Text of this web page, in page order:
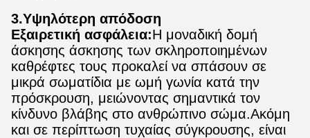
3.Υψηλότερη απόδοση
Εξαιρετική ασφάλεια:Η μοναδική δομή
άσκησης άσκησης των σκληροποιημένων
καθρέφτες τους προκαλεί να σπάσουν σε
μικρά σωματίδια με ωμή γωνία κατά την
πρόσκρουση, μειώνοντας σημαντικά τον
κίνδυνο βλάβης στο ανθρώπινο σώμα.Ακόμη
και σε περίπτωση τυχαίας σύγκρουσης, είναι